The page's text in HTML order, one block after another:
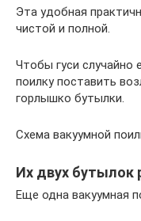
Эта удобная
чистой и полной.
Чтобы гуси случайно
поилку поставить
горлышко бутылки.
Схема вакуумной
Их двух бутылок
Еще одна вакуумная